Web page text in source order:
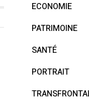
ECONOMIE
PATRIMOINE
SANTÉ
PORTRAIT